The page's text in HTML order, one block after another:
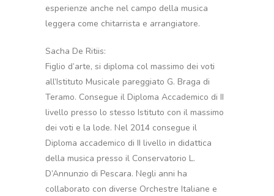
esperienze anche nel campo della musica
leggera come chitarrista e arrangiatore.
Sacha De Ritiis:
Figlio d’arte, si diploma col massimo dei voti
all’Istituto Musicale pareggiato G. Braga di
Teramo. Consegue il Diploma Accademico di II
livello presso lo stesso Istituto con il massimo
dei voti e la lode. Nel 2014 consegue il
Diploma accademico di II livello in didattica
della musica presso il Conservatorio L.
D’Annunzio di Pescara. Negli anni ha
collaborato con diverse Orchestre Italiane e